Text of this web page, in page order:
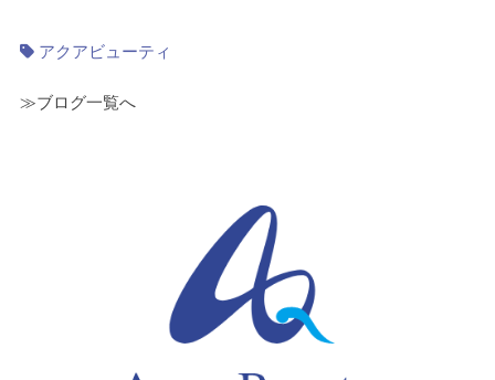
アクアビューティ
≫ブログ一覧へ